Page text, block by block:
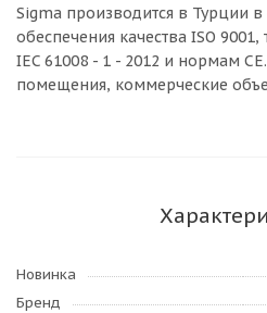
Sigma производится в Турции в
обеспечения качества ISO 9001,
IEC 61008 - 1 - 2012 и нормам
помещения, коммерческие
Новинка
Бренд